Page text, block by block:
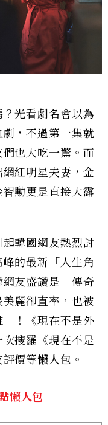
？光看劇名會以為
，不過第一集就
也大吃一驚。而
紅明星夫妻，金
勳更是直接大露
韓國網友熱烈討
的最新「人生角
友盛讚是「傳奇
麗卻直率，也被
！《現在不是外
搜羅《現在不是
價等懶人包。
懶人包